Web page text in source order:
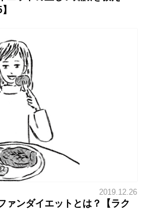
2019.12.26
ァンダイエットとは？【ラク